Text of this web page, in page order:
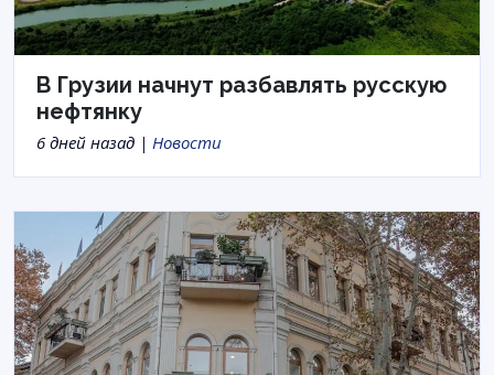
В Грузии начнут разбавлять русскую
нефтянку
6 дней назад | Новости